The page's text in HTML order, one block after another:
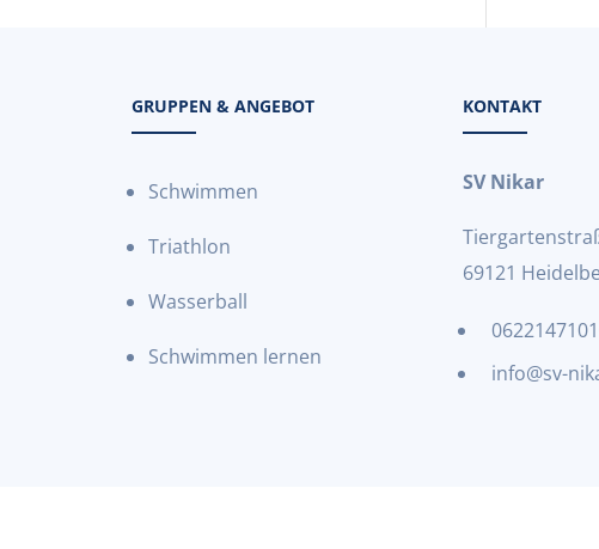
GRUPPEN & ANGEBOT
Schwimmen
Triathlon
Wasserball
Schwimmen lernen
KONTAKT
SV Nikar
69121
info@sv-